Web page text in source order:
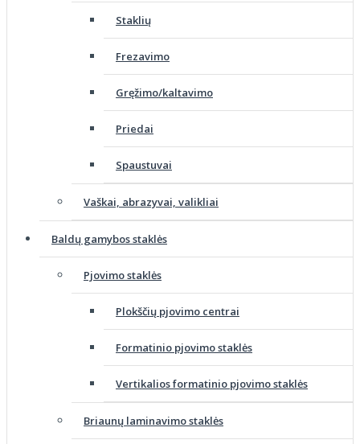
Staklių
Frezavimo
Gręžimo/kaltavimo
Priedai
Spaustuvai
Vaškai, abrazyvai, valikliai
Baldų gamybos staklės
Pjovimo staklės
Plokščių pjovimo centrai
Formatinio pjovimo staklės
Vertikalios formatinio pjovimo staklės
Briaunų laminavimo staklės